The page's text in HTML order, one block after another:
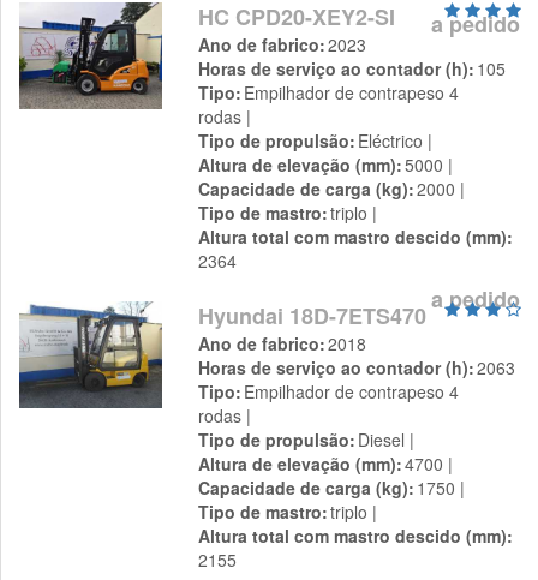
a pedido
HC CPD20-XEY2-SI
Ano de fabrico 2023
Horas de serviço ao contador (h) 105
Tipo Empilhador de contrapeso 4
rodas
Tipo de propulsão Eléctrico
Altura de elevação (mm) 5000
Capacidade de carga (kg) 2000
Tipo de mastro triplo
Altura total com mastro descido (mm)
2364
a pedido
Hyundai 18D-7ETS470
Ano de fabrico 2018
Horas de serviço ao contador (h) 2063
Tipo Empilhador de contrapeso 4
rodas
Tipo de propulsão Diesel
Altura de elevação (mm) 4700
Capacidade de carga (kg) 1750
Tipo de mastro triplo
Altura total com mastro descido (mm)
2155